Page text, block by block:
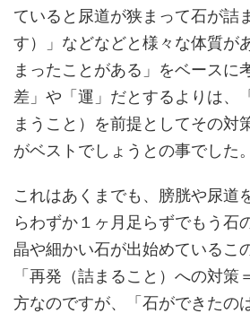
ていると尿道が狭まって石が詰
す）」などなどと様々な体質が
まったことがある」をベースに
差」や「運」だとするよりは、
まうこと）を前提としてその対
がベストでしょうとの事でした。
これはあくまでも、膀胱や尿道
らわずか１ヶ月足らずでもう石
晶や細かい石が出始めているこ
「再発（詰まること）への対策
方なのですが、「石ができたの